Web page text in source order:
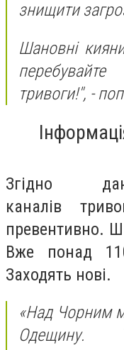
знищити
Шановні
тривоги!", -
Згідно
каналів
превентивно.
Вже понад
Заходять нові.
«Над Чорним
Одещину.